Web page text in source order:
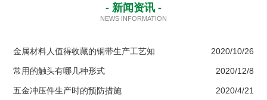
- 新闻资讯 -
NEWS INFORMATION
金属材料人值得收藏的铜带生产工艺知 2020/10/26
常用的触头有哪几种形式 2020/12/8
五金冲压件生产时的预防措施 2020/4/21